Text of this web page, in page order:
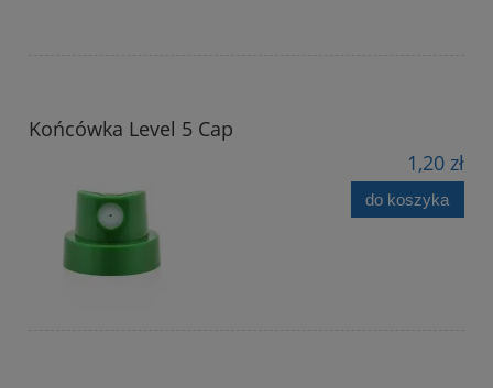
Końcówka Level 5 Cap
1,20 zł
do koszyka